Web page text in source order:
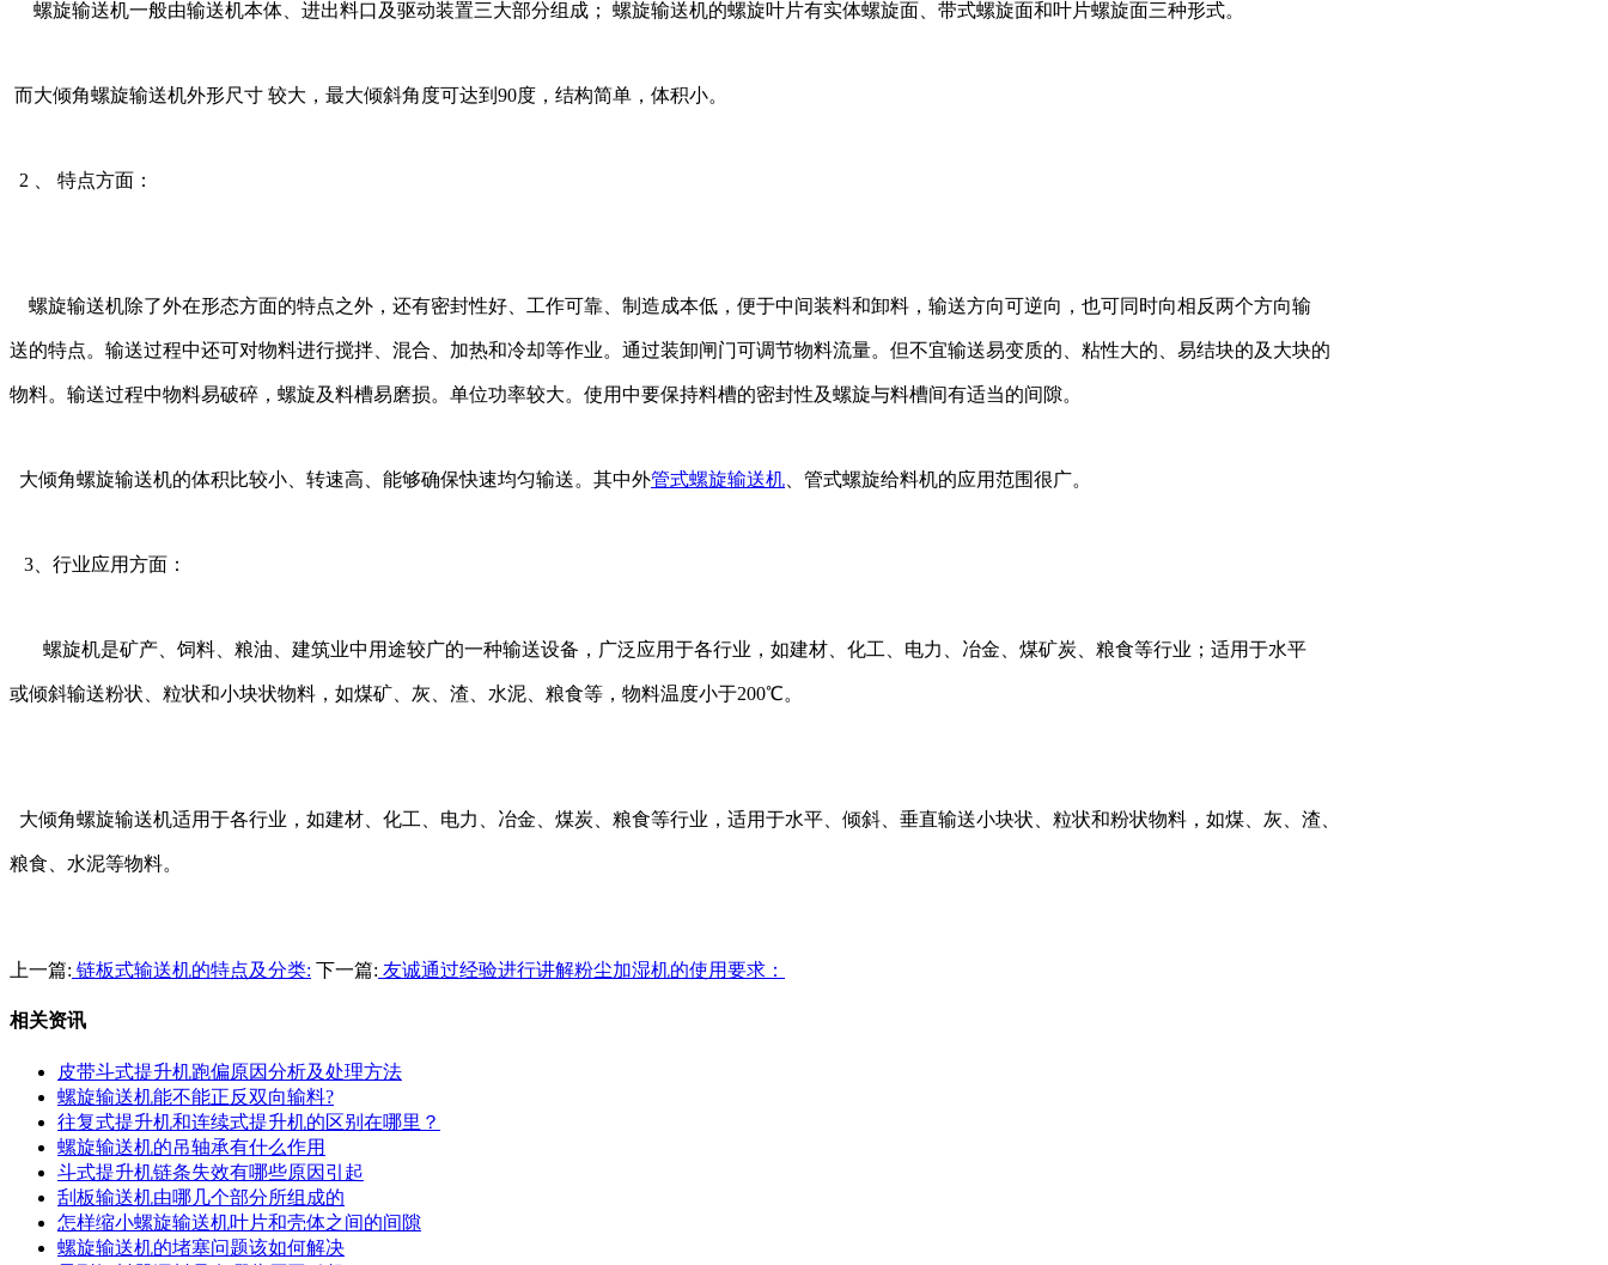
螺旋输送机一般由输送机本体、进出料口及驱动装置三大部分组成； 螺旋输送机的螺旋叶片有实体螺旋面、带式螺旋面和叶片螺旋面三种形式。
而大倾角螺旋输送机外形尺寸 较大，最大倾斜角度可达到90度，结构简单，体积小。
2 、 特点方面：
螺旋输送机除了外在形态方面的特点之外，还有密封性好、工作可靠、制造成本低，便于中间装料和卸料，输送方向可逆向，也可同时向相反两个方向输
送的特点。输送过程中还可对物料进行搅拌、混合、加热和冷却等作业。通过装卸闸门可调节物料流量。但不宜输送易变质的、粘性大的、易结块的及大块的
物料。输送过程中物料易破碎，螺旋及料槽易磨损。单位功率较大。使用中要保持料槽的密封性及螺旋与料槽间有适当的间隙。
大倾角螺旋输送机的体积比较小、转速高、能够确保快速均匀输送。其中外管式螺旋输送机 、管式螺旋给料机的应用范围很广。
3、行业应用方面：
螺旋机是矿产、饲料、粮油、建筑业中用途较广的一种输送设备，广泛应用于各行业，如建材、化工、电力、冶金、煤矿炭、粮食等行业；适用于水平
或倾斜输送粉状、粒状和小块状物料，如煤矿、灰、渣、水泥、粮食等，物料温度小于200℃。
大倾角螺旋输送机适用于各行业，如建材、化工、电力、冶金、煤炭、粮食等行业，适用于水平、倾斜、垂直输送小块状、粒状和粉状物料，如煤、灰、渣、
粮食、水泥等物料。
上一篇: 链板式输送机的特点及分类: 下一篇: 友诚通过经验进行讲解粉尘加湿机的使用要求：
相关资讯
皮带斗式提升机跑偏原因分析及处理方法
螺旋输送机能不能正反双向输料?
往复式提升机和连续式提升机的区别在哪里？
螺旋输送机的吊轴承有什么作用
斗式提升机链条失效有哪些原因引起
刮板输送机由哪几个部分所组成的
怎样缩小螺旋输送机叶片和壳体之间的间隙
螺旋输送机的堵塞问题该如何解决